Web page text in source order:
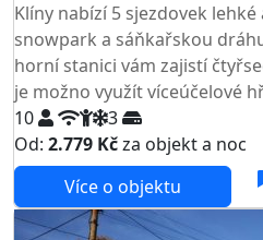
Klíny nabízí 5 sjezdovek
snowpark a sáňkařskou
horní stanici vám zajistí
je možno využít víceúčelové
10
3
Od: 2.779 Kčza objekt a noc
Více o objektu